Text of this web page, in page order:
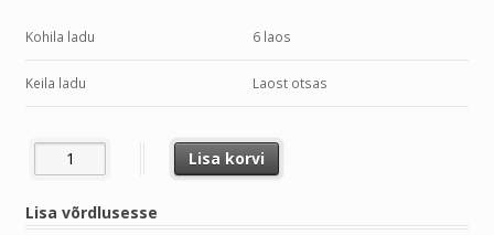
Kohila ladu 6 laos
Keila ladu Laost otsas
MAALRITEIP 48MMx50M SISETINGIMUSTESSE kogus
Lisa korvi
Lisa võrdlusesse